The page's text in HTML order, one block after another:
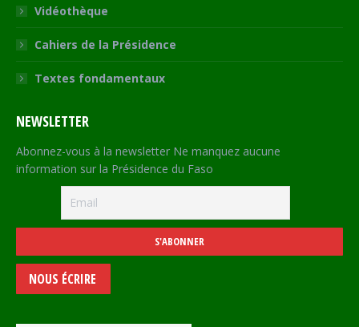
Vidéothèque
Cahiers de la Présidence
Textes fondamentaux
NEWSLETTER
Abonnez-vous à la newsletter Ne manquez aucune
information sur la Présidence du Faso
NOUS ÉCRIRE